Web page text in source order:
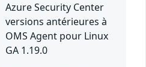
Azure Security Center
versions antérieures à
OMS Agent pour Linux
GA 1.19.0